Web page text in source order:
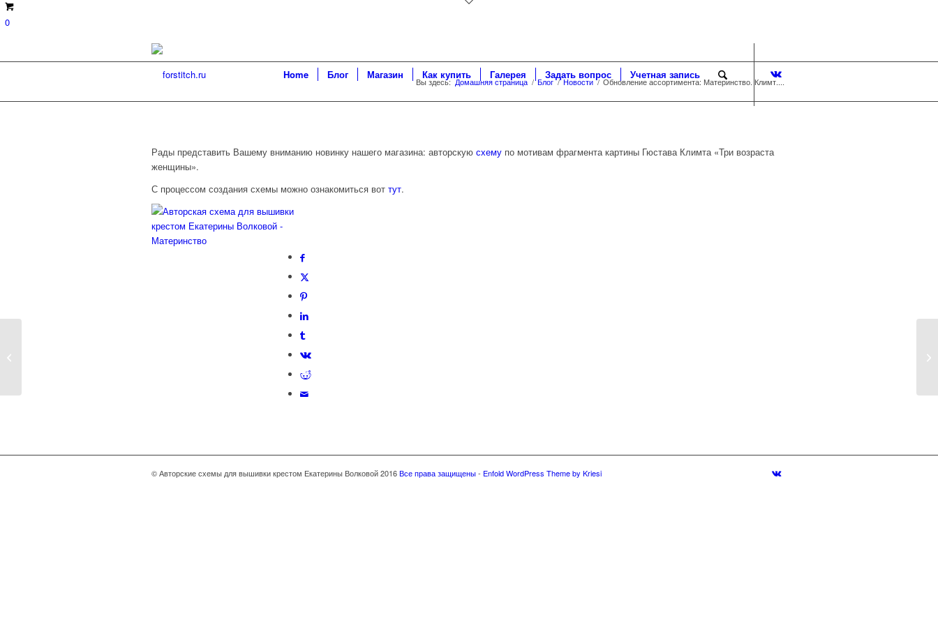
0
Home Блог Магазин Как купить Галерея Задать вопрос Учетная запись
Вы здесь: Домашняя страница / Блог / Новости / Обновление ассортимента: Материнство. Климт....
Рады представить Вашему вниманию новинку нашего магазина: авторскую схему по мотивам фрагмента картины Гюстава Климта «Три возраста
женщины».
С процессом создания схемы можно ознакомиться вот тут.
© Авторские схемы для вышивки крестом Екатерины Волковой 2016Все права защищены- Enfold WordPress Theme by Kriesi